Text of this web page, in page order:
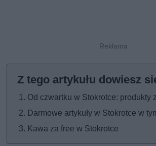
Od czwartku w Stokrotce: produkty
Darmowe artykuły w Stokrotce w
Kawa za free w Stokrotce